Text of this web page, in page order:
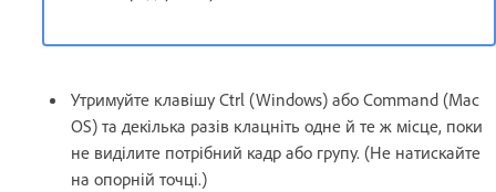
Утримуйте клавішу Ctrl (Windows) або Command (Mac
OS) та декілька разів клацніть одне й те ж місце, поки
не виділите потрібний кадр або групу. (Не натискайте
на опорній точці.)